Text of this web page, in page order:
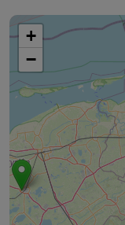
+
−